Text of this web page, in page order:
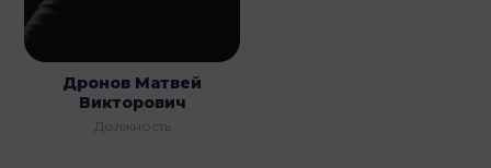
Дронов Матвей
Викторович
Должность